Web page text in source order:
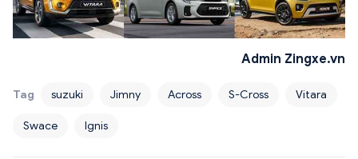
Admin Zingxe.vn
Tag suzuki Jimny Across S-Cross Vitara
Swace Ignis